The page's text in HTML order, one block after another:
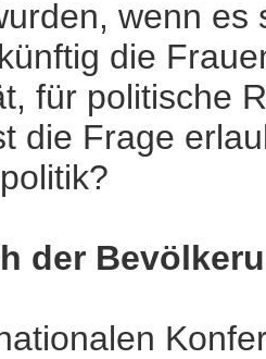
wenn
die
für politische
die Frage
der